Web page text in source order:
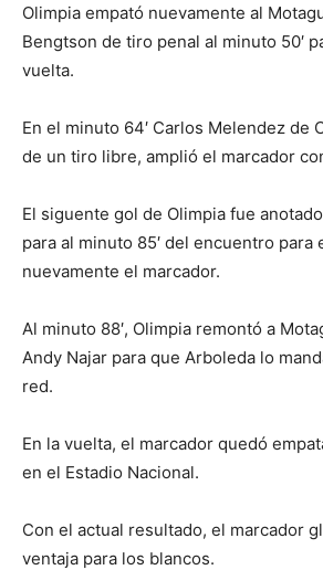
Olimpia empató nuevamente al
Bengtson de tiro penal al minuto 50′
vuelta.
En el minuto 64′ Carlos Melendez de
de un tiro libre, amplió el marcador
El siguente gol de Olimpia fue
para al minuto 85′ del encuentro para
nuevamente el marcador.
Al minuto 88′, Olimpia remontó a
Andy Najar para que Arboleda lo
red.
En la vuelta, el marcador quedó
en el Estadio Nacional.
Con el actual resultado, el marcador
ventaja para los blancos.